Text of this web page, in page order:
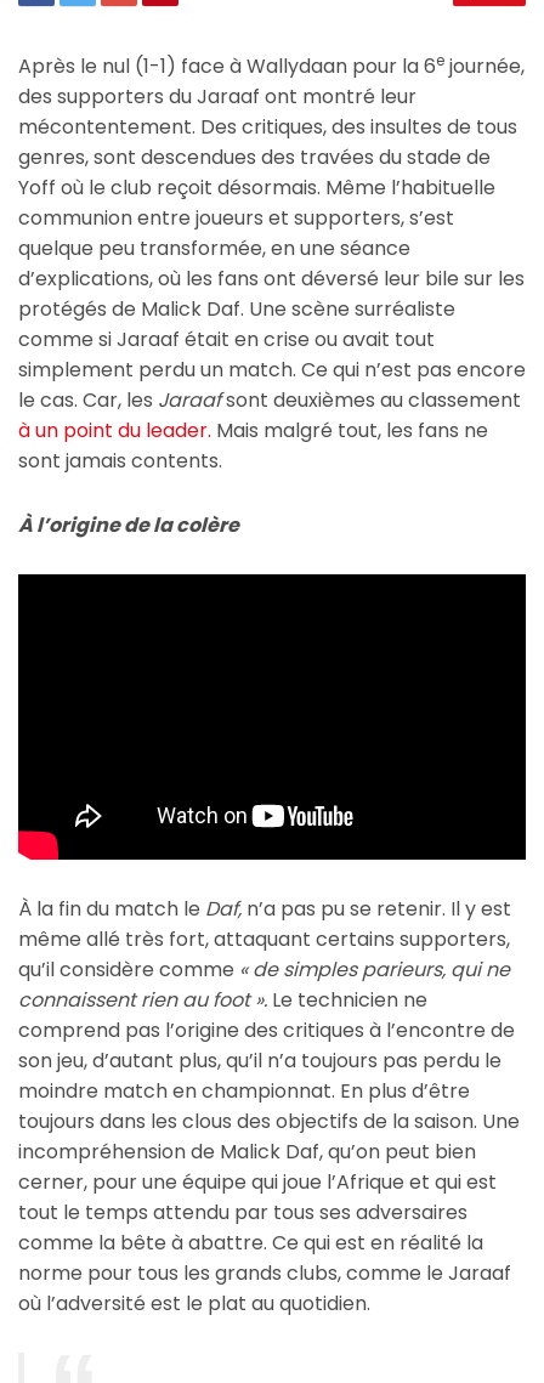
Après le nul (1-1) face à Wallydaan pour la 6e journée,
des supporters du Jaraaf ont montré leur
mécontentement. Des critiques, des insultes de tous
genres, sont descendues des travées du stade de
Yoff où le club reçoit désormais. Même l’habituelle
communion entre joueurs et supporters, s’est
quelque peu transformée, en une séance
d’explications, où les fans ont déversé leur bile sur les
protégés de Malick Daf. Une scène surréaliste
comme si Jaraaf était en crise ou avait tout
simplement perdu un match. Ce qui n’est pas encore
le cas. Car, les Jaraafsont deuxièmes au classement
à un point du leader. Mais malgré tout, les fans ne
sont jamais contents.
À l’origine de la colère
À la fin du match le Daf, n’a pas pu se retenir. Il y est
même allé très fort, attaquant certains supporters,
qu’il considère comme « de simples parieurs, qui ne
connaissent rien au foot ». Le technicien ne
comprend pas l’origine des critiques à l’encontre de
son jeu, d’autant plus, qu’il n’a toujours pas perdu le
moindre match en championnat. En plus d’être
toujours dans les clous des objectifs de la saison. Une
incompréhension de Malick Daf, qu’on peut bien
cerner, pour une équipe qui joue l’Afrique et qui est
tout le temps attendu par tous ses adversaires
comme la bête à abattre. Ce qui est en réalité la
norme pour tous les grands clubs, comme le Jaraaf
où l’adversité est le plat au quotidien.